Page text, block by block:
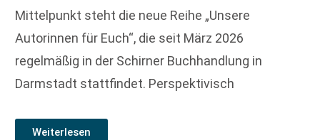
Mittelpunkt steht die neue Reihe „Unsere
Autorinnen für Euch“, die seit März 2026
regelmäßig in der Schirner Buchhandlung in
Darmstadt stattfindet. Perspektivisch
Weiterlesen